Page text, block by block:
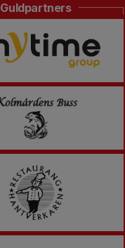
Guldpartners